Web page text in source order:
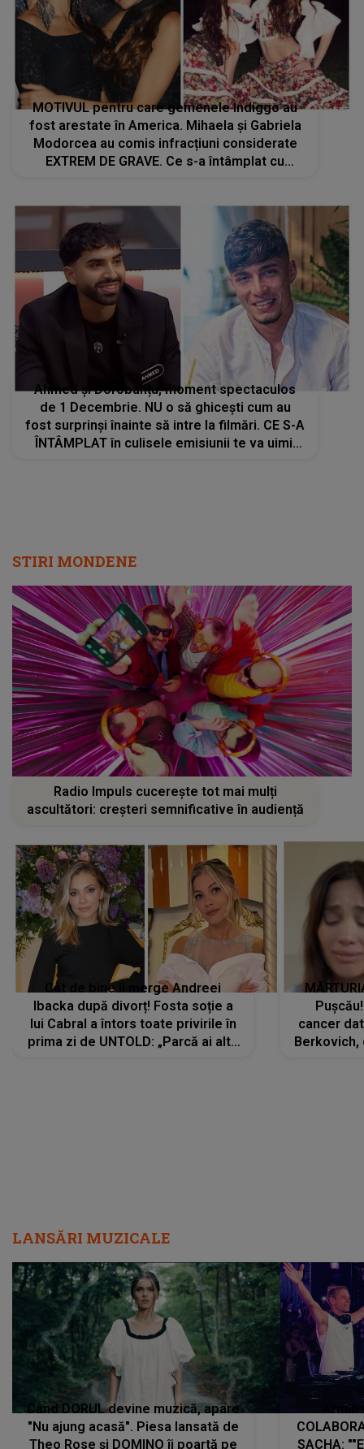
MOTIVUL pentru care gemenele Indiggo au
fost arestate în America. Mihaela și Gabriela
Modorcea au comis infracțiuni considerate
EXTREM DE GRAVE. Ce s-a întâmplat cu
Ahmed și Dorobanțu, moment spectaculos
de 1 Decembrie. NU o să ghicești cum au
fost surprinși înainte să intre la filmări. CE S-A
ÎNTÂMPLAT în culisele emisiunii te va uimi.
STIRI MONDENE
Radio Impuls cucerește tot mai mulți
ascultători: creșteri semnificative în audiență
Cât de bine îi merge Andreei
Ibacka după divorț! Fosta soție a
lui Cabral a întors toate privirile în
prima zi de UNTOLD: „Parcă ai altă
cancer
LANSĂRI MUZICALE
Când DORUL devine muzică, apare
"Nu ajung acasă". Piesa lansată de
Theo Rose și DOMINO îi poartă pe
SACHA: